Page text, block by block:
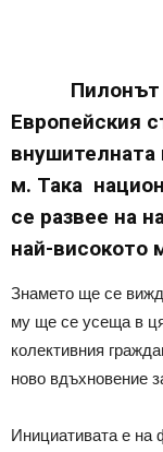
Пилонът
Европейския
внушителната
м. Така
се развее на
най-високото
Знамето ще се
му ще се усеща в
колективния
ново вдъхновение
Инициативата е на